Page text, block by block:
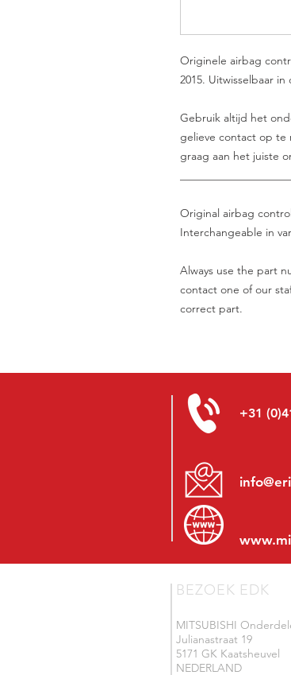
Originele airbag
2015. Uitwisselbaar
Gebruik altijd het
gelieve contact op te
graag aan het juiste
Original airbag
Interchangeable in
Always use the part
contact one of our
correct part.
+31
BEZOEK EDK
MITSUBISHI
Julianastraat 19
5171 GK Kaatsheuvel
NEDERLAND